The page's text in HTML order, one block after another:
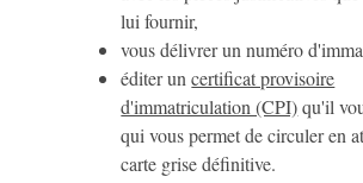
lui fournir,
vous délivrer un numéro
éditer uncertificat provisoire
d'immatriculation (CPI)qu'il
qui vous permet de circuler en
carte grise définitive.